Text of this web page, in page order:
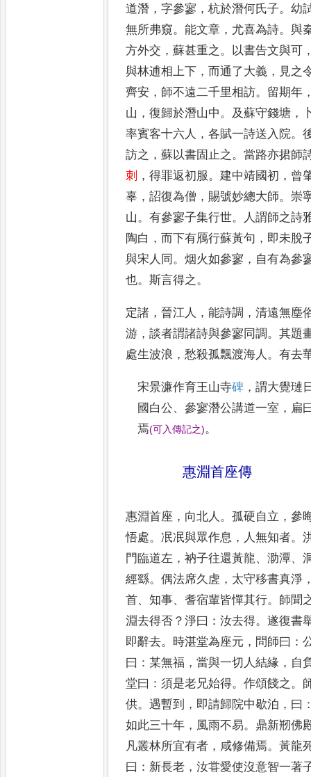
道潛 ，字參寥 ，杭於潛何氏子。幼
無所弗窺。能文章 ， 尤喜為詩。與
方外交 ，蘇甚重之。 以書告文與可
與林逋相上下 ， 而通了大義 ， 見之
齊安 ， 師不遠二千里相訪。 留期年
山 ，復歸於潛山中。 及蘇守錢塘 ，
率賓客十六人 ，各賦一詩送入院。
訪之 ，蘇以書固止之。當路亦捃師
刺 ，得罪返初服。建中靖國初 ， 曾
辜 ，詔復為僧 ， 賜號妙總大師。 崇
山。有參寥子集行世。 人謂師之詩
陶白 ， 而下有鴈行蘇黃句 ， 即未脫
與宋人同 。烟火如參寥 ， 自有為參
也。斯言得之。
定諸 ，晉江人 ，能詩調 ，清遠無塵
游 ，談者謂諸詩與參寥同調。其題
處生波浪 ，愁殺孤飄渡海人 。有去
宋景濂作育王山寺碑 ，謂大覺璉
國白公、參寥潛公講道一室 ， 扁
焉(可入傳記之)。
惠淵首座傳
惠淵首座 ， 向北人 。孤硬自立 ，參
悟處。冺冺與眾作息 ， 人無知者。
門臨道左 ，衲子往還黃龍、泐潭、
經繇。偶法席久虗 ， 太守移書真淨
首、知事、耆宿輩皆憚其行。 師聞
淵去得否 ？淨曰 ：汝去得。遂復書
即辭去。 時湛堂為座元 ， 問師曰 ：
曰 ：某無福 ，當與一切人結緣 ， 自
堂曰 ：須是老兄始得。作頌餞之。
供。遇暫到 ， 即請歸院中歇泊 ， 曰
如此三十年 ， 風雨不易。 鼎新剏佛
凡叢林所宜有者 ， 咸修備焉。黃龍
曰 ： 新長老 ，汝甞愛使沒意智一著